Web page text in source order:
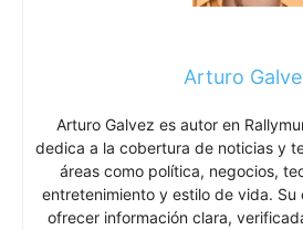
Arturo
Arturo Galvez es autor en
dedica a la cobertura de noticias y
áreas como política, negocios,
entretenimiento y estilo de vida. Su
ofrecer información clara,